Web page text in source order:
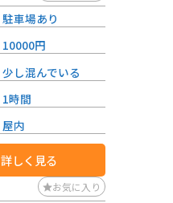
駐車場あり
10000円
少し混んでいる
1時間
屋内
詳しく見る
お気に入り